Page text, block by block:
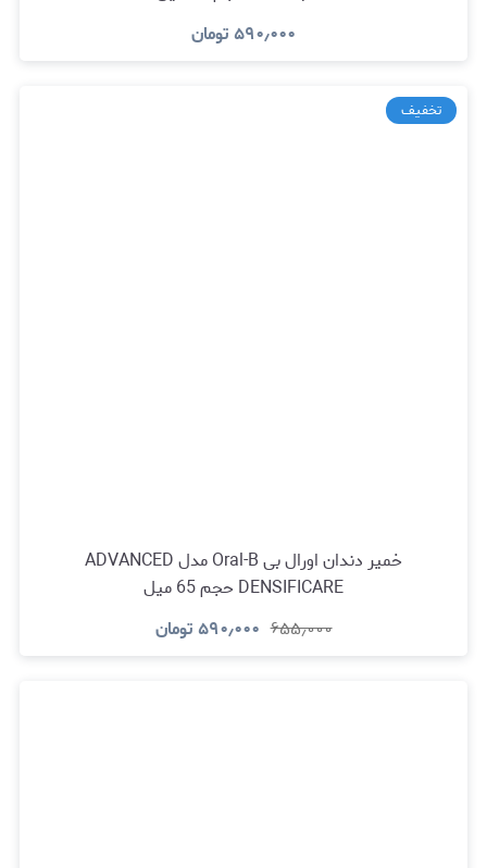
۵۹۰٫۰۰۰تومان
تخفیف
خمیر دندان اورال بی Oral-B مدل ADVANCED
DENSIFICARE حجم 65 میل
۶۵۵٫۰۰۰ ۵۹۰٫۰۰۰تومان